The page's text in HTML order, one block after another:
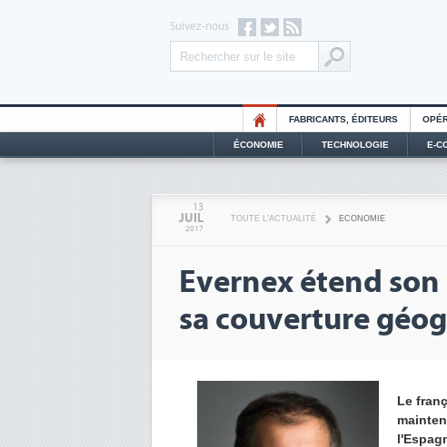
Suivez-nous
FABRICANTS, ÉDITEURS
ÉCONOMIE TECHNOLOGIE E-
13
JUIL
2017
TOUTE L'ACTUALITÉ ECONOMIE
Evernex étend
sa couverture
Le